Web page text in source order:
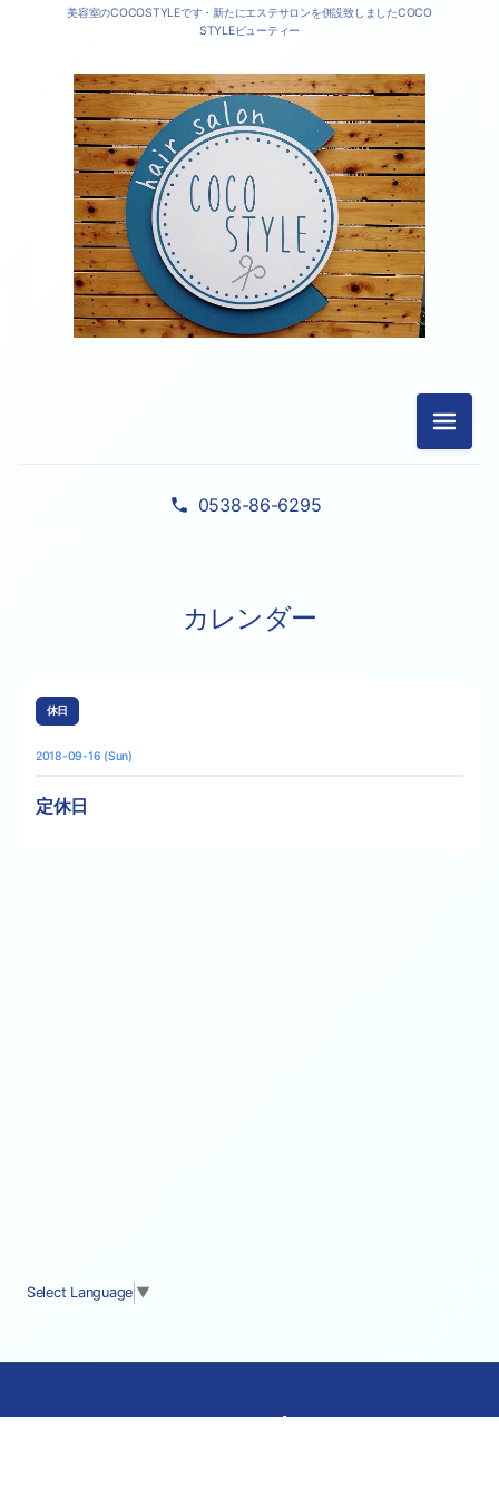
0538-86-6295
美容室のCOCOSTYLEです・新たにエステサロンを併設致しましたCOCO
STYLEビューティー
メニュ
カレンダー
休日
2018-09-16 (Sun)
定休日
Select Language ▼
cocostyle